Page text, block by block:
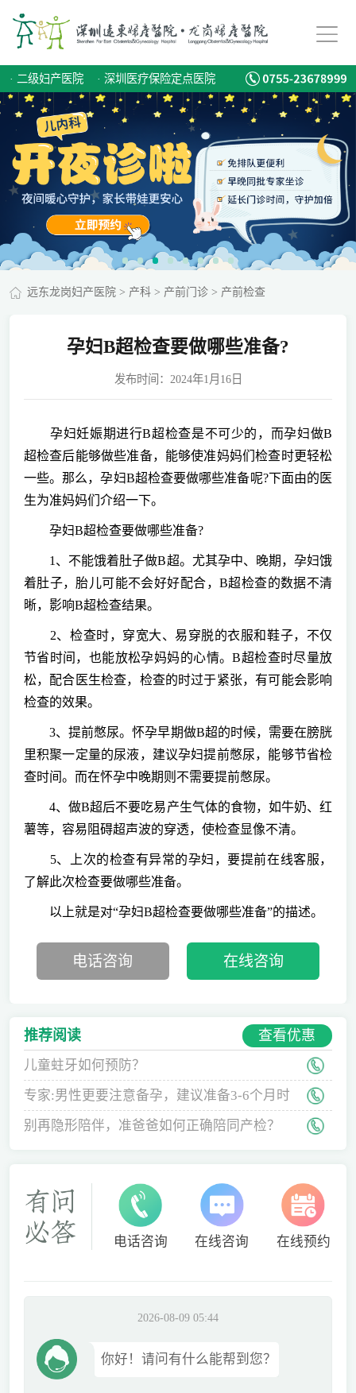
· 二级妇产医院 · 深圳医疗保险定点医院
远东龙岗妇产医院> 产科> 产前门诊> 产前检查
孕妇B超检查要做哪些准备?
发布时间：2024年1月16日
孕妇妊娠期进行B超检查是不可少的，而孕妇做B
超检查后能够做些准备，能够使准妈妈们检查时更轻松
一些。那么，孕妇B超检查要做哪些准备呢?下面由的医
生为准妈妈们介绍一下。
孕妇B超检查要做哪些准备?
1、不能饿着肚子做B超。尤其孕中、晚期，孕妇饿
着肚子，胎儿可能不会好好配合，B超检查的数据不清
晰，影响B超检查结果。
2、检查时，穿宽大、易穿脱的衣服和鞋子，不仅
节省时间，也能放松孕妈妈的心情。B超检查时尽量放
松，配合医生检查，检查的时过于紧张，有可能会影响
检查的效果。
3、提前憋尿。怀孕早期做B超的时候，需要在膀胱
里积聚一定量的尿液，建议孕妇提前憋尿，能够节省检
查时间。而在怀孕中晚期则不需要提前憋尿。
4、做B超后不要吃易产生气体的食物，如牛奶、红
薯等，容易阻碍超声波的穿透，使检查显像不清。
5、上次的检查有异常的孕妇，要提前在线客服，
了解此次检查要做哪些准备。
以上就是对“孕妇B超检查要做哪些准备”的描述。
电话咨询 在线咨询
推荐阅读 查看优惠
儿童蛀牙如何预防？
专家:男性更要注意备孕，建议准备3-6个月时
间
别再隐形陪伴，准爸爸如何正确陪同产检？
电话咨询 在线咨询 在线预约
2026-08-09 05:44
你好！请问有什么能帮到您？